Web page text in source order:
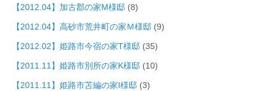
【2012.04】加古郡の家M様邸 (8)
【2012.04】高砂市荒井町の家Ｍ様邸 (9)
【2012.02】姫路市今宿の家T様邸 (35)
【2011.11】姫路市別所の家K様邸 (10)
【2011.11】姫路市苫編の家I様邸 (3)